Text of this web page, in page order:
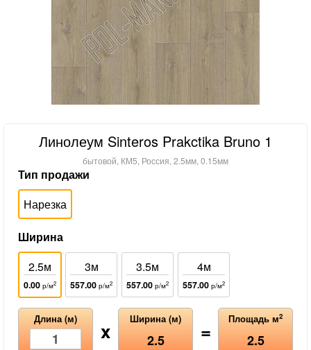
Линолеум Sinteros Prakctika Bruno 1
бытовой, КМ5, Россия, 2.5мм, 0.15мм
Тип продажи
Нарезка
Ширина
2.5м
0.00 р/м2
3м
557.00 р/м2
3.5м
557.00 р/м2
4м
557.00 р/м2
Длина (м) x Ширина (м)
2.5 = Площадь м2
2.5